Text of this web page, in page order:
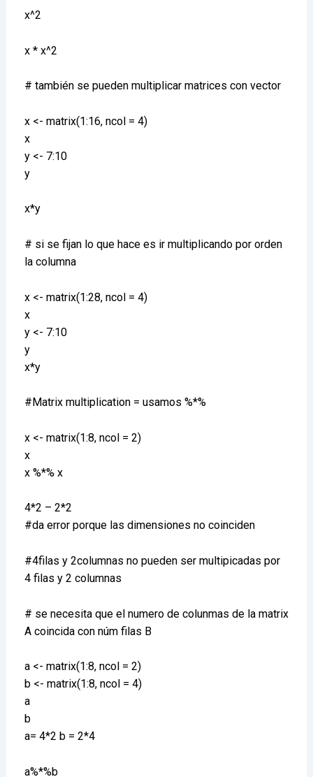
x^2
x * x^2
# también se pueden multiplicar matrices con vector
x <- matrix(1:16, ncol = 4)
x
y <- 7:10
y
x*y
# si se fijan lo que hace es ir multiplicando por orden
la columna
x <- matrix(1:28, ncol = 4)
x
y <- 7:10
y
x*y
#Matrix multiplication = usamos %*%
x <- matrix(1:8, ncol = 2)
x
x %*% x
4*2 – 2*2
#da error porque las dimensiones no coinciden
#4filas y 2columnas no pueden ser multipicadas por
4 filas y 2 columnas
# se necesita que el numero de colunmas de la matrix
A coincida con núm filas B
a <- matrix(1:8, ncol = 2)
b <- matrix(1:8, ncol = 4)
a
b
a= 4*2 b = 2*4
a%*%b